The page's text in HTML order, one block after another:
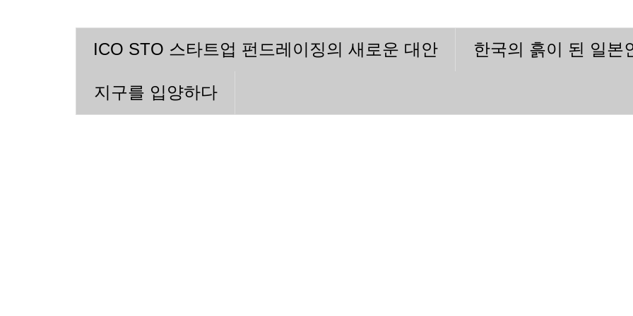
ICO STO 스타트업 펀드레이징의 새로운 대안 한국의 흙이 된 일본
지구를 입양하다